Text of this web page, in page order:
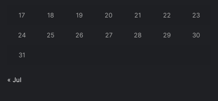
17 18 19 20 21 22 23
24 25 26 27 28 29 30
31
« Jul